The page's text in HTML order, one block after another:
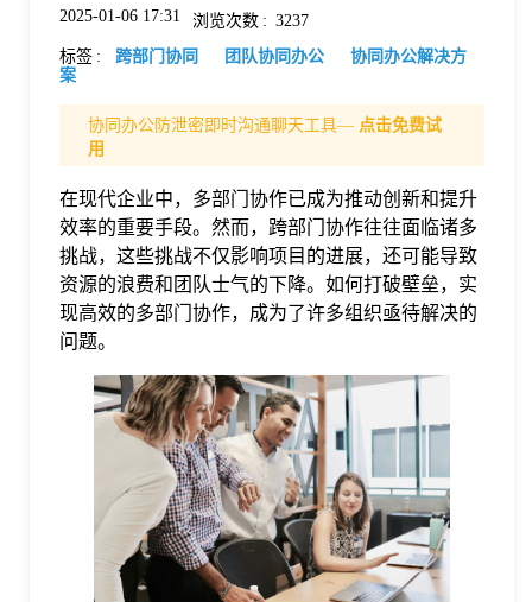
格
2025-01-06 17:31 浏览次数 : 3237
标签 : 跨部门协同 团队协同办公
协同办公解决方
案
协同办公防泄密即时沟通聊天工具— 点击免费试
用
在现代企业中，多部门协作已成为推动创新和提升
效率的重要手段。然而，跨部门协作往往面临诸多
挑战，这些挑战不仅影响项目的进展，还可能导致
资源的浪费和团队士气的下降。如何打破壁垒，实
现高效的多部门协作，成为了许多组织亟待解决的
问题。